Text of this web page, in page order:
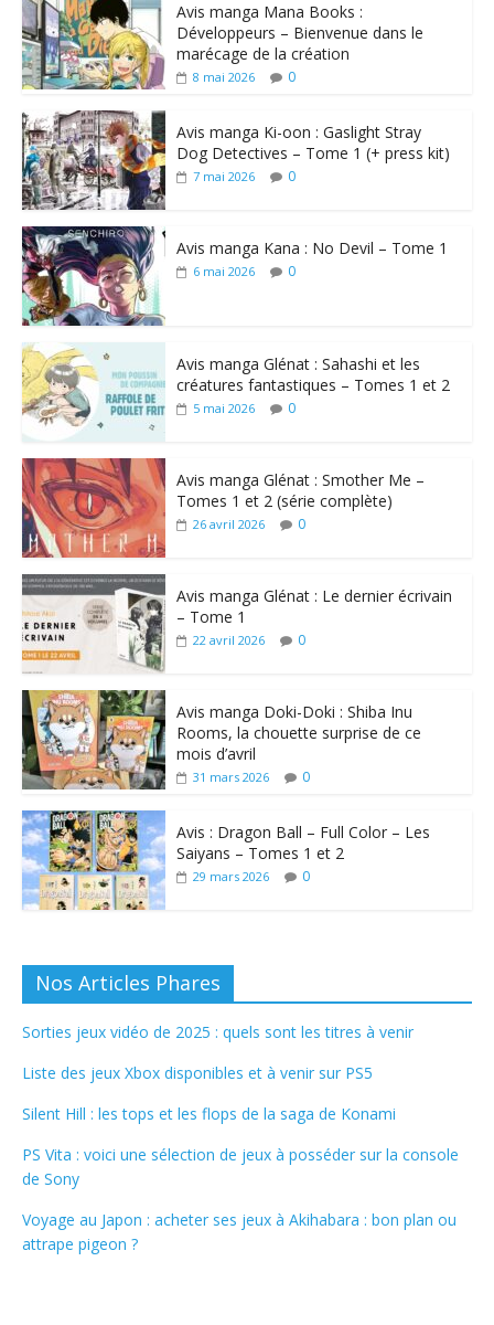
Avis manga Mana Books :
Développeurs – Bienvenue dans le
marécage de la création
8 mai 2026 0
Avis manga Ki-oon : Gaslight Stray
Dog Detectives – Tome 1 (+ press kit)
7 mai 2026 0
Avis manga Kana : No Devil – Tome 1
6 mai 2026 0
Avis manga Glénat : Sahashi et les
créatures fantastiques – Tomes 1 et 2
5 mai 2026 0
Avis manga Glénat : Smother Me –
Tomes 1 et 2 (série complète)
26 avril 2026 0
Avis manga Glénat : Le dernier écrivain
– Tome 1
22 avril 2026 0
Avis manga Doki-Doki : Shiba Inu
Rooms, la chouette surprise de ce
mois d’avril
31 mars 2026 0
Avis : Dragon Ball – Full Color – Les
Saiyans – Tomes 1 et 2
29 mars 2026 0
Nos Articles Phares
Sorties jeux vidéo de 2025 : quels sont les titres à venir
Liste des jeux Xbox disponibles et à venir sur PS5
Silent Hill : les tops et les flops de la saga de Konami
PS Vita : voici une sélection de jeux à posséder sur la console
de Sony
Voyage au Japon : acheter ses jeux à Akihabara : bon plan ou
attrape pigeon ?